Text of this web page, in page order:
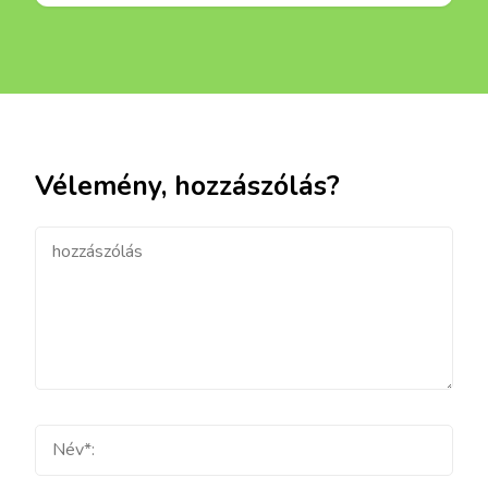
Vélemény, hozzászólás?
hozzászólás
Teljes